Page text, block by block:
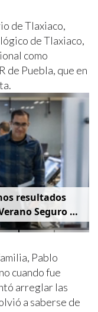
de Tlaxiaco,
de Tlaxiaco,
como
de Puebla, que en
resultados
Seguro en
de Paz,
Bonilla
Pablo
cuando fue
arreglar las
a saberse de